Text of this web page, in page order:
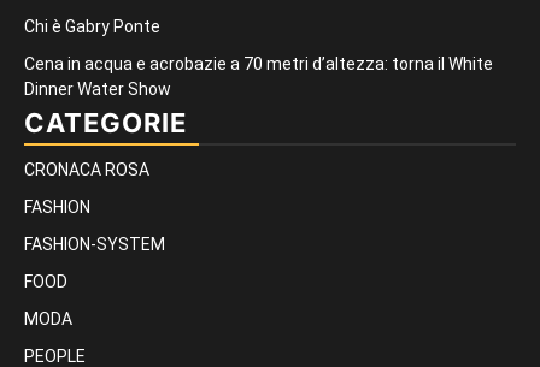
Chi è Gabry Ponte
Cena in acqua e acrobazie a 70 metri d’altezza: torna il White
Dinner Water Show
CATEGORIE
CRONACA ROSA
FASHION
FASHION-SYSTEM
FOOD
MODA
PEOPLE